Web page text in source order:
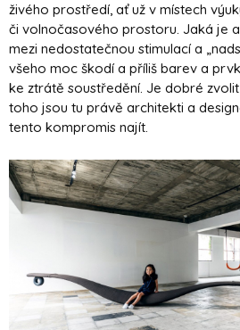
živého prostředí, ať už v místech
či volnočasového prostoru. Jaká je
mezi nedostatečnou stimulací a
všeho moc škodí a příliš barev a
ke ztrátě soustředění. Je dobré
toho jsou tu právě architekti a
tento kompromis najít.